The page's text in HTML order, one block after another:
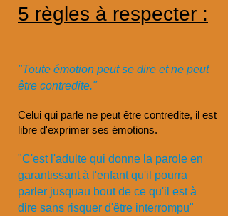
5 règles à respecter :
"Toute émotion peut se dire et ne peut
être contredite."
Celui qui parle ne peut être contredite, il est
libre d'exprimer ses émotions.
"C'est l'adulte qui donne la parole en
garantissant à l'enfant qu'il pourra
parler jusquau bout de ce qu'il est à
dire sans risquer d'être interrompu"